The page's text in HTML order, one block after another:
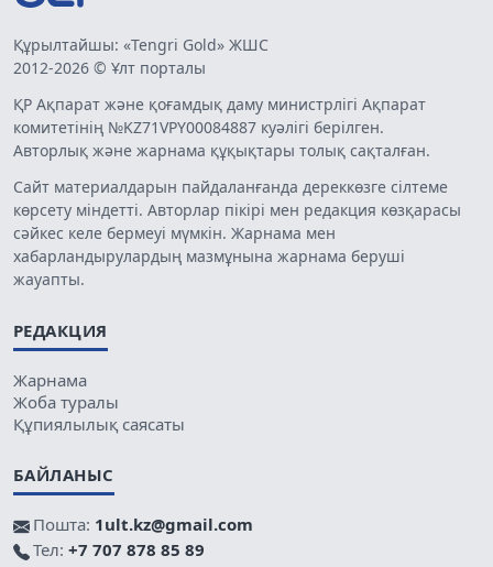
Құрылтайшы: «Tengri Gold» ЖШС
2012-2026 © Ұлт порталы
ҚР Ақпарат және қоғамдық даму министрлігі Ақпарат
комитетінің №KZ71VPY00084887 куәлігі берілген.
Авторлық және жарнама құқықтары толық сақталған.
Сайт материалдарын пайдаланғанда дереккөзге сілтеме
көрсету міндетті. Авторлар пікірі мен редакция көзқарасы
сәйкес келе бермеуі мүмкін. Жарнама мен
хабарландырулардың мазмұнына жарнама беруші
жауапты.
РЕДАКЦИЯ
Жарнама
Жоба туралы
Құпиялылық саясаты
БАЙЛАНЫС
Пошта: 1ult.kz@gmail.com
Тел: +7 707 878 85 89